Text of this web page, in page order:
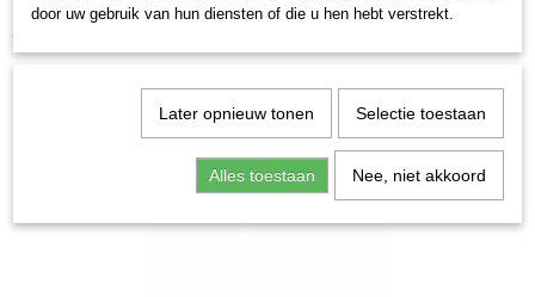
door uw gebruik van hun diensten of die u hen hebt verstrekt.
Later opnieuw tonen Selectie toestaan
Alles toestaan Nee, niet akkoord